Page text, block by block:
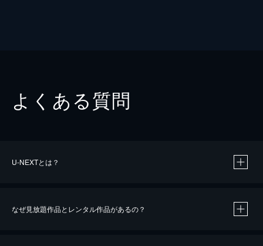
よくある質問
U-NEXTとは？
なぜ見放題作品とレンタル作品があるの？